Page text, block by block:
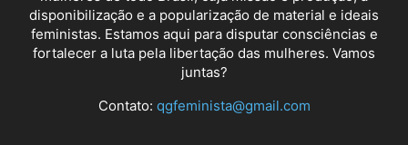
disponibilização e a popularização de material e ideais
feministas. Estamos aqui para disputar consciências e
fortalecer a luta pela libertação das mulheres. Vamos
juntas?
Contato: qgfeminista@gmail.com